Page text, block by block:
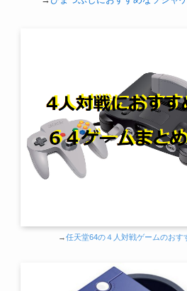
→任天堂64の４人対戦ゲームのおす